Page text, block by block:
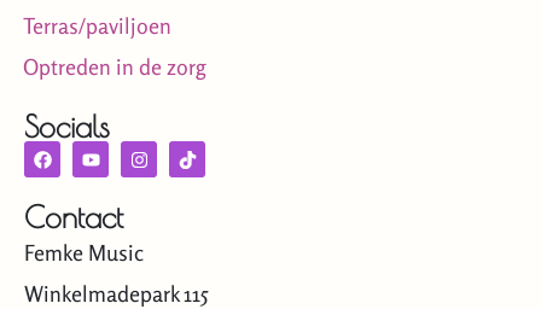
Terras/paviljoen
Optreden in de zorg
Socials
Contact
Femke Music
Winkelmadepark 115